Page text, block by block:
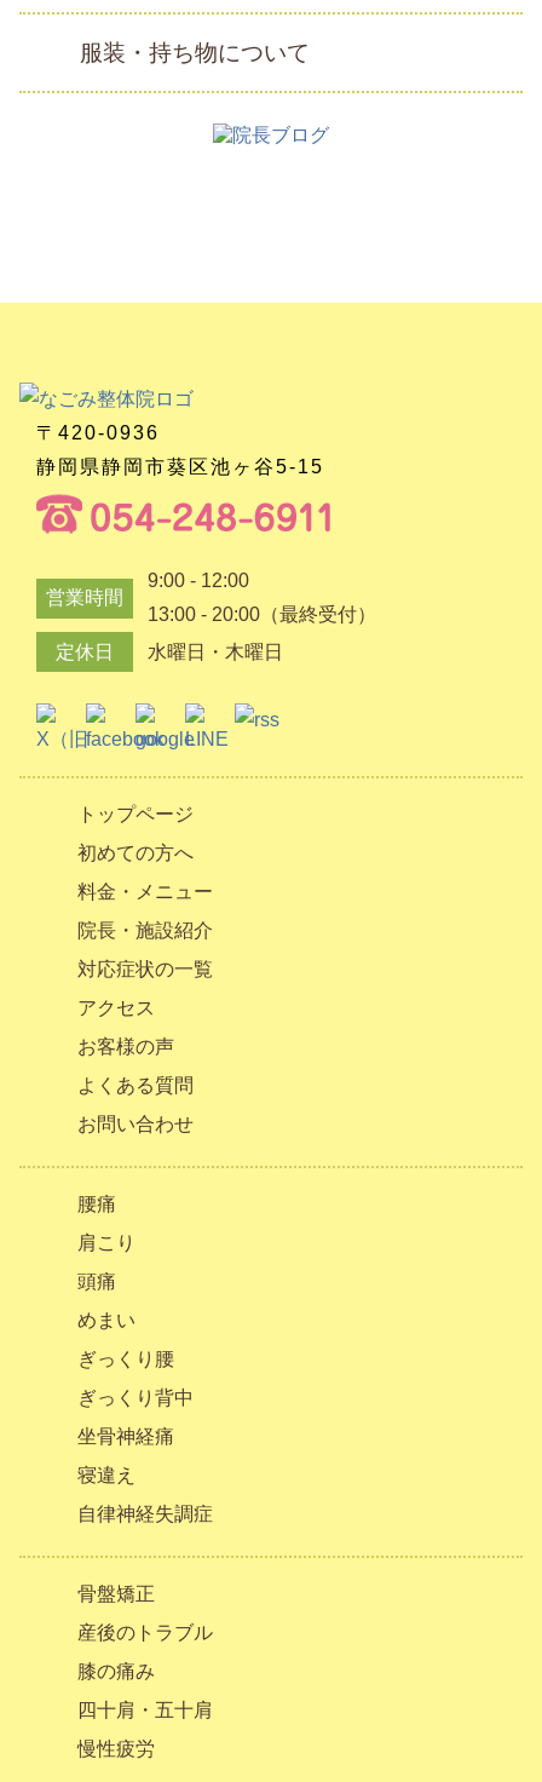
服装・持ち物について
〒420-0936
静岡県静岡市葵区池ヶ谷5-15
営業時間
9:00 - 12:00
13:00 - 20:00（最終受付）
定休日
水曜日・木曜日
トップページ
初めての方へ
料金・メニュー
院長・施設紹介
対応症状の一覧
アクセス
お客様の声
よくある質問
お問い合わせ
腰痛
肩こり
頭痛
めまい
ぎっくり腰
ぎっくり背中
坐骨神経痛
寝違え
自律神経失調症
骨盤矯正
産後のトラブル
膝の痛み
四十肩・五十肩
慢性疲労